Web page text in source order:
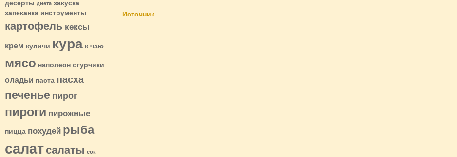
десерты диета закуска
запеканка инструменты
картофель кексы
крем куличи кура к чаю
мясо наполеон огурчики
оладьи паста пасха
печенье пирог
пироги пирожные
пицца похудей рыба
салат салаты сок
Источник